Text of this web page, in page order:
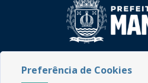
CEP: 58.280-000 -
Preferência de Cookies